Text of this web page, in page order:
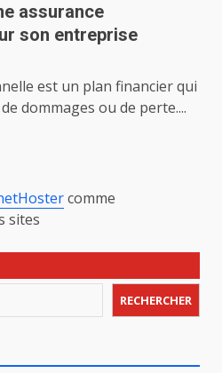
assurance
son entreprise
est un plan financier qui
dommages ou de perte....
comme
sites
RECHERCHER